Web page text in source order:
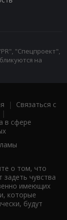
"Спецпроект",
на
| Связаться с
|
в сфере
о том, что
чувства
имеющих
которые
будут